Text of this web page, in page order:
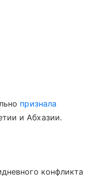
признала
и Абхазии.
конфликта